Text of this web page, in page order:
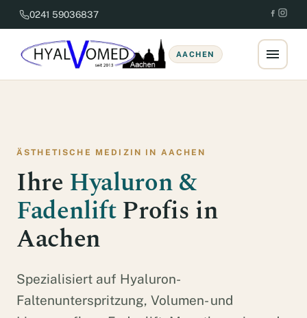
0241 59036837
AACHEN
ÄSTHETISCHE MEDIZIN IN AACHEN
Ihre Hyaluron &
FadenliftProfis in
Aachen
Spezialisiert auf Hyaluron-
Faltenunterspritzung, Volumen- und